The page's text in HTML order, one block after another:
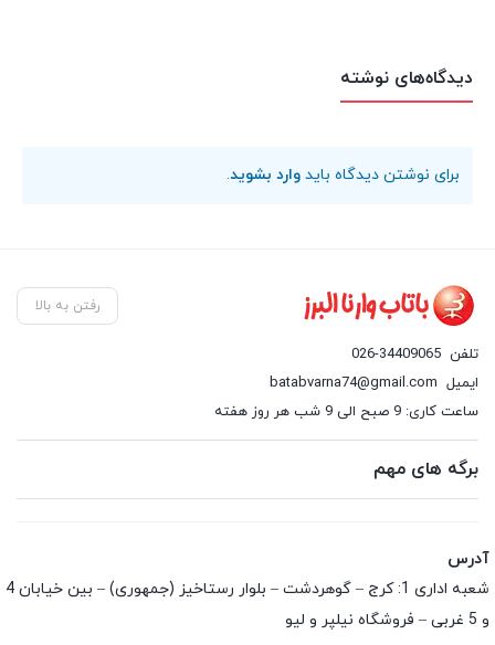
دیدگاه‌های نوشته
برای نوشتن دیدگاه باید وارد بشوید.
رفتن به بالا
تلفن 026-34409065
ایمیل batabvarna74@gmail.com
ساعت کاری: 9 صبح الی 9 شب هر روز هفته
برگه های مهم
آدرس
شعبه اداری 1: کرج – گوهردشت – بلوار رستاخیز (جمهوری) – بین خیابان 4
و 5 غربی – فروشگاه نیلپر و لیو